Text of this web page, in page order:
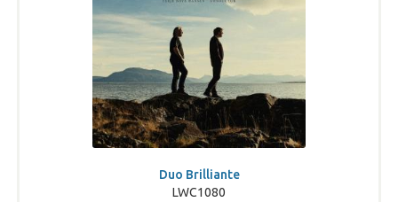
Duo Brilliante
LWC1080